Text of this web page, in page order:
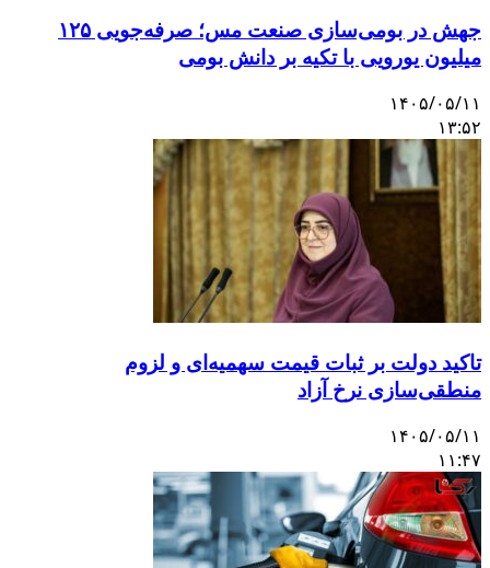
جهش در بومی‌سازی صنعت مس؛ صرفه‌جویی ۱۲۵
میلیون یورویی با تکیه بر دانش بومی
۱۴۰۵/۰۵/۱۱
۱۳:۵۲
تاکید دولت بر ثبات قیمت سهمیه‌ای و لزوم
منطقی‌سازی نرخ آزاد
۱۴۰۵/۰۵/۱۱
۱۱:۴۷